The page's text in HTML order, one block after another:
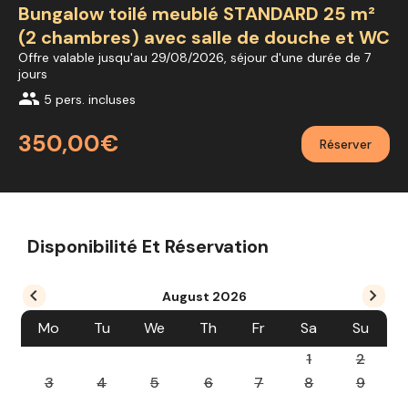
Bungalow toilé meublé STANDARD 25 m²
(2 chambres) avec salle de douche et WC
Offre valable jusqu'au 29/08/2026, séjour d'une durée de 7
jours
group 5 pers. incluses
350,00€ Réserver
Disponibilité Et Réservation
August 2026
Mo Tu We Th Fr Sa
Su
1
2
3
4 5 6 7 8
9